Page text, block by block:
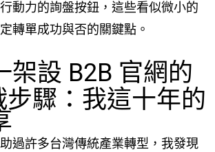
動力的詢盤按鈕，這些看似微小的
轉單成功與否的關鍵點。
架設 B2B 官網的
步驟：我這十年的
過許多台灣傳統產業轉型，我發現